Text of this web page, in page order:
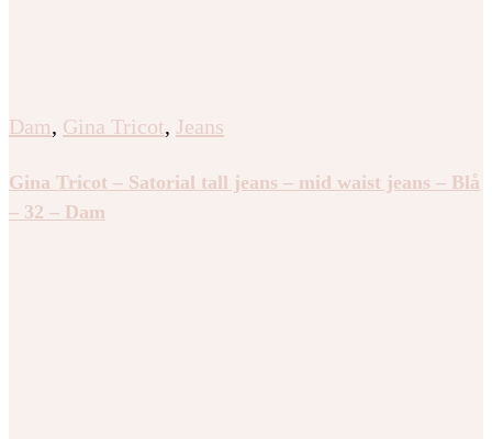
Dam, Gina Tricot, Jeans
Gina Tricot – Satorial tall jeans – mid waist jeans – Blå
– 32 – Dam